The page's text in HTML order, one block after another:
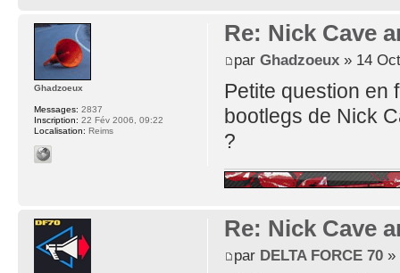
Re: Nick Cave
par Ghadzoeux» 14
Petite question en
bootlegs de Nick
?
Ghadzoeux
Messages: 2837
Inscription: 22 Fév 2006, 09:22
Localisation: Reims
Re: Nick Cave
par DELTA FORCE 70»